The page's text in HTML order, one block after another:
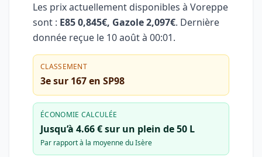
Les prix actuellement disponibles à Voreppe
sont : E85 0,845€, Gazole 2,097€. Dernière
donnée reçue le 10 août à 00:01.
CLASSEMENT
3e sur 167 en SP98
ÉCONOMIE CALCULÉE
Jusqu’à 4.66 € sur un plein de 50 L
Par rapport à la moyenne du Isère